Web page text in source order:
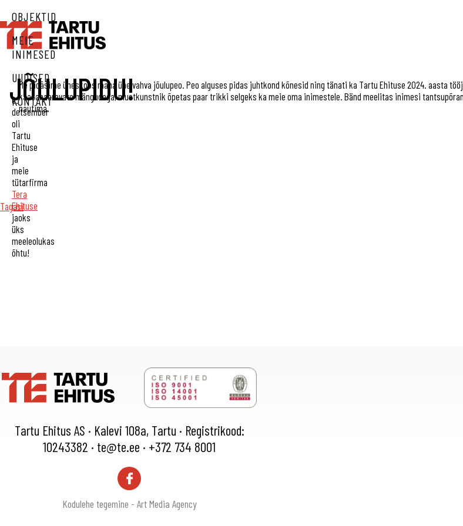
OBJEKTID
MEIE
INIMESED
UUDISED
KONTAKT
JÕULUPIDU!
Tagasi
6.
detsember
oli
Tartu
Ehituse
ja
meie
tütarfirma
Tera
Ehituse
jaoks
üks
meeleolukas
õhtu!
Me pidasime üheskoos maha ühe vahva jõulupeo. Peo alguses pidas juhtkond kõnesid ning tänati ka Tartu Ehituse 2024. aasta
kaasahaaravate mängudega, mustkunstnik õpetas paar trikki selgeks ka meie oma inimestele. Bänd meelitas inimesi
nautima.
Tartu Ehitus AS · Kalevi 108a, Tartu · Registrikood:
10243382 · te@te.ee · +372 734 8001
Kodulehe tegemine - Art Media Agency